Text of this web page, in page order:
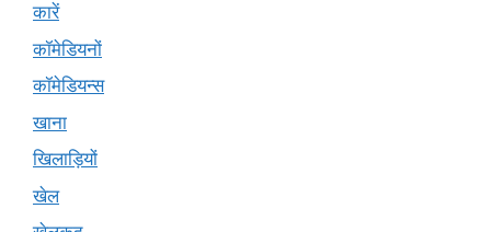
कारें
कॉमेडियनों
कॉमेडियन्स
खाना
खिलाड़ियों
खेल